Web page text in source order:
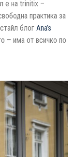
е на trinitix –
практика за
блог Ana’s
– има от всичко по